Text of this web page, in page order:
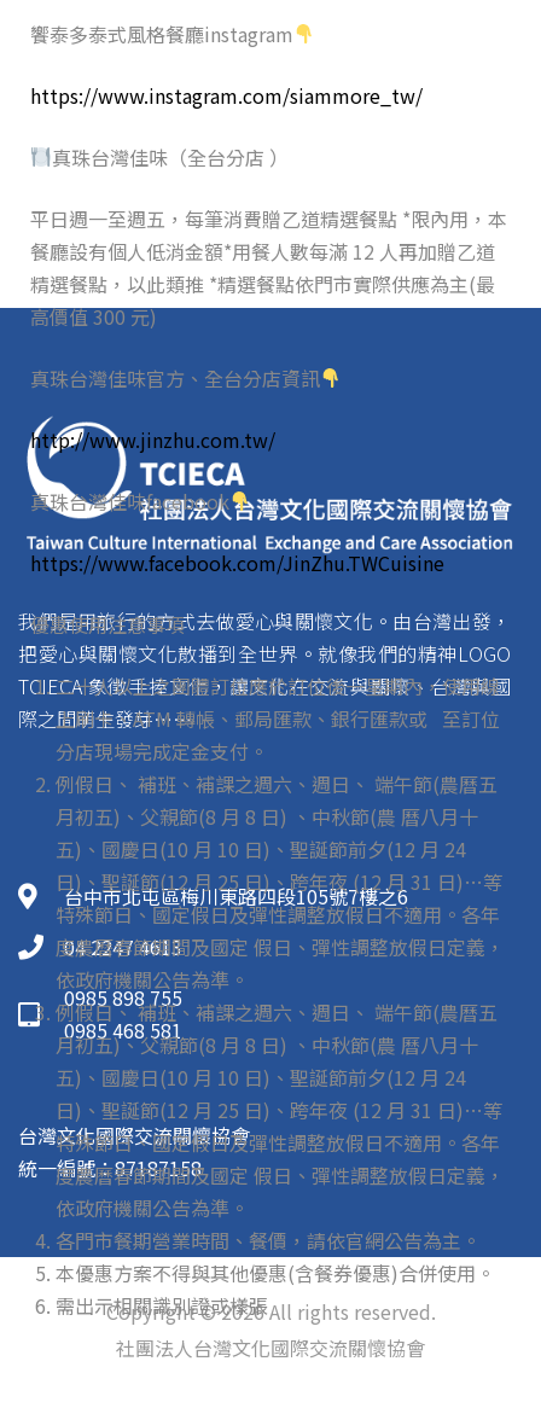
饗泰多泰式風格餐廳instagram
https://www.instagram.com/siammore_tw/
真珠台灣佳味（全台分店 ）
平日週一至週五，每筆消費贈乙道精選餐點 *限內用，本
餐廳設有個人低消金額*用餐人數每滿 12 人再加贈乙道
精選餐點，以此類推 *精選餐點依門市實際供應為主(最
高價值 300 元)
真珠台灣佳味官方、全台分店資訊
http://www.jinzhu.com.tw/
真珠台灣佳味facebook
https://www.facebook.com/JinZhu.TWCuisine
優惠使用注意事項
二十人以上之團體訂位應於訂位後一星期內，使用線
上刷卡、ATM 轉帳、郵局匯款、銀行匯款或 至訂位
分店現場完成定金支付。
例假日、 補班、補課之週六、週日、 端午節(農曆五
月初五)、父親節(8 月 8 日) 、中秋節(農 曆八月十
五)、國慶日(10 月 10 日)、聖誕節前夕(12 月 24
日)、聖誕節(12 月 25 日)、跨年夜 (12 月 31 日)…等
特殊節日、國定假日及彈性調整放假日不適用。各年
度農曆春節期間及國定 假日、彈性調整放假日定義，
依政府機關公告為準。
例假日、 補班、補課之週六、週日、 端午節(農曆五
月初五)、父親節(8 月 8 日) 、中秋節(農 曆八月十
五)、國慶日(10 月 10 日)、聖誕節前夕(12 月 24
日)、聖誕節(12 月 25 日)、跨年夜 (12 月 31 日)…等
特殊節日、國定假日及彈性調整放假日不適用。各年
度農曆春節期間及國定 假日、彈性調整放假日定義，
依政府機關公告為準。
各門市餐期營業時間、餐價，請依官網公告為主。
本優惠方案不得與其他優惠(含餐券優惠)合併使用。
需出示相關識別證或樣張
我們是用旅行的方式去做愛心與關懷文化。由台灣出發，
把愛心與關懷文化散播到全世界。就像我們的精神LOGO
TCIECA 象徵手捧文化，讓文化在交流與關懷、台灣與國
際之間萌生發芽……
台中市北屯區梅川東路四段105號7樓之6
04 2247 4613
0985 898 755
0985 468 581
台灣文化國際交流關懷協會
統一編號：87187158
Copyright © 2026 All rights reserved.
社團法人台灣文化國際交流關懷協會